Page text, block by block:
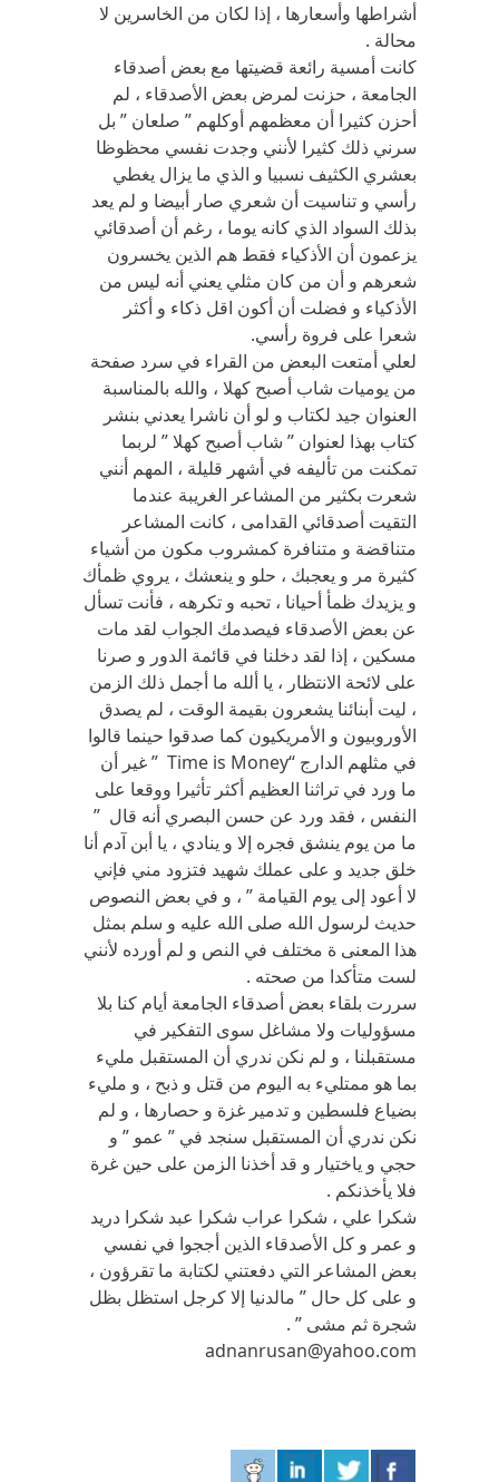
أشراطها وأسعارها ، إذا لكان من الخاسرين لا
محالة .
كانت أمسية رائعة قضيتها مع بعض أصدقاء
الجامعة ، حزنت لمرض بعض الأصدقاء ، لم
أحزن كثيرا أن معظمهم أوكلهم ” صلعان ” بل
سرني ذلك كثيرا لأنني وجدت نفسي محظوظا
بعشري الكثيف نسبيا و الذي ما يزال يغطي
رأسي و تناسيت أن شعري صار أبيضا و لم يعد
بذلك السواد الذي كانه يوما ، رغم أن أصدقائي
يزعمون أن الأذكياء فقط هم الذين يخسرون
شعرهم و أن من كان مثلي يعني أنه ليس من
الأذكياء و فضلت أن أكون اقل ذكاء و أكثر
شعرا على فروة رأسي.
لعلي أمتعت البعض من القراء في سرد صفحة
من يوميات شاب أصبح كهلا ، والله بالمناسبة
العنوان جيد لكتاب و لو أن ناشرا يعدني بنشر
كتاب بهذا لعنوان ” شاب أصبح كهلا ” لربما
تمكنت من تأليفه في أشهر قليلة ، المهم أنني
شعرت بكثير من المشاعر الغريبة عندما
التقيت أصدقائي القدامى ، كانت المشاعر
متناقضة و متنافرة كمشروب مكون من أشياء
كثيرة مر و يعجبك ، حلو و ينعشك ، يروي ظمأك
و يزيدك ظمأ أحيانا ، تحبه و تكرهه ، فأنت تسأل
عن بعض الأصدقاء فيصدمك الجواب لقد مات
مسكين ، إذا لقد دخلنا في قائمة الدور و صرنا
على لائحة الانتظار ، يا ألله ما أجمل ذلك الزمن
، ليت أبنائنا يشعرون بقيمة الوقت ، لم يصدق
الأوروبيون و الأمريكيون كما صدقوا حينما قالوا
في مثلهم الدارج “Time is Money ” غير أن
ما ورد في تراثنا العظيم أكثر تأثيرا ووقعا على
النفس ، فقد ورد عن حسن البصري أنه قال ”
ما من يوم ينشق فجره إلا و ينادي ، يا أبن آدم أنا
خلق جديد و على عملك شهيد فتزود مني فإني
لا أعود إلى يوم القيامة ” ، و في بعض النصوص
حديث لرسول الله صلى الله عليه و سلم بمثل
هذا المعنى ة مختلف في النص و لم أورده لأنني
لست متأكدا من صحته .
سررت بلقاء بعض أصدقاء الجامعة أيام كنا بلا
مسؤوليات ولا مشاغل سوى التفكير في
مستقبلنا ، و لم نكن ندري أن المستقبل مليء
بما هو ممتليء به اليوم من قتل و ذبح ، و مليء
بضياع فلسطين و تدمير غزة و حصارها ، و لم
نكن ندري أن المستقبل سنجد في ” عمو ” و
حجي و ياختيار و قد أخذنا الزمن على حين غرة
فلا يأخذنكم .
شكرا علي ، شكرا عراب شكرا عبد شكرا دريد
و عمر و كل الأصدقاء الذين أججوا في نفسي
بعض المشاعر التي دفعتني لكتابة ما تقرؤون ،
و على كل حال ” مالدنيا إلا كرجل استظل بظل
شجرة ثم مشى ” .
adnanrusan@yahoo.com